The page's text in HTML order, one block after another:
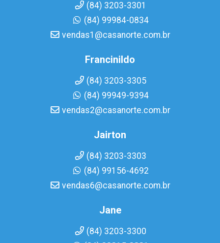
(84) 3203-3301
(84) 99984-0834
vendas1@casanorte.com.br
Francinildo
(84) 3203-3305
(84) 99949-9394
vendas2@casanorte.com.br
Jairton
(84) 3203-3303
(84) 99156-4692
vendas6@casanorte.com.br
Jane
(84) 3203-3300